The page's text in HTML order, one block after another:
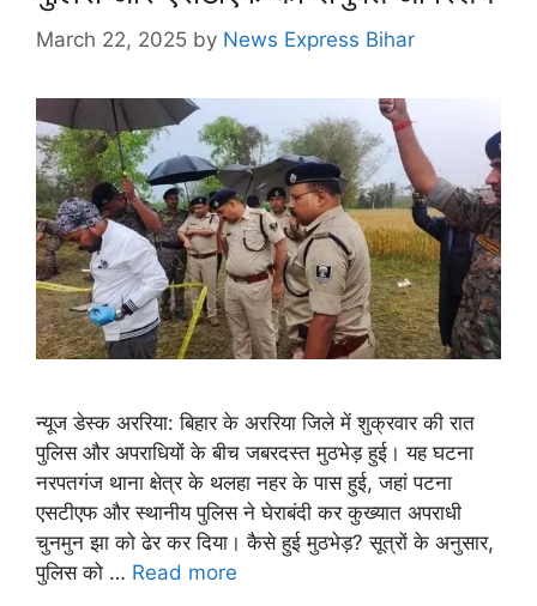
March 22, 2025 by News Express Bihar
न्यूज डेस्क अररिया: बिहार के अररिया जिले में शुक्रवार की रात
पुलिस और अपराधियों के बीच जबरदस्त मुठभेड़ हुई। यह घटना
नरपतगंज थाना क्षेत्र के थलहा नहर के पास हुई, जहां पटना
एसटीएफ और स्थानीय पुलिस ने घेराबंदी कर कुख्यात अपराधी
चुनमुन झा को ढेर कर दिया। कैसे हुई मुठभेड़? सूत्रों के अनुसार,
पुलिस को … Read more